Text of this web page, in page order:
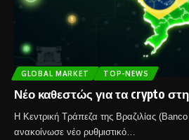
GLOBAL MARKET TOP-NEWS
Νέο καθεστώς για τα crypto
Η Κεντρική Τράπεζα της Βραζιλίας
ανακοίνωσε νέο ρυθμιστικό…